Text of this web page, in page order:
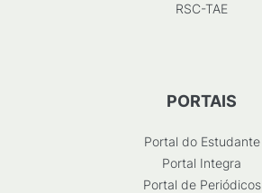
RSC-TAE
PORTAIS
Portal do Estudante
Portal Integra
Portal de Periódicos